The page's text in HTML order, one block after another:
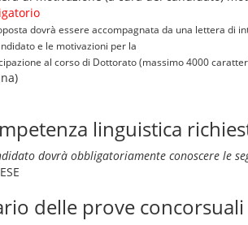
dovrà essere accompagnata da una lettera di
e le motivazioni per la
al corso di Dottorato (massimo 4000
linguistica
dovrà obbligatoriamente conoscere le
delle prove concorsuali